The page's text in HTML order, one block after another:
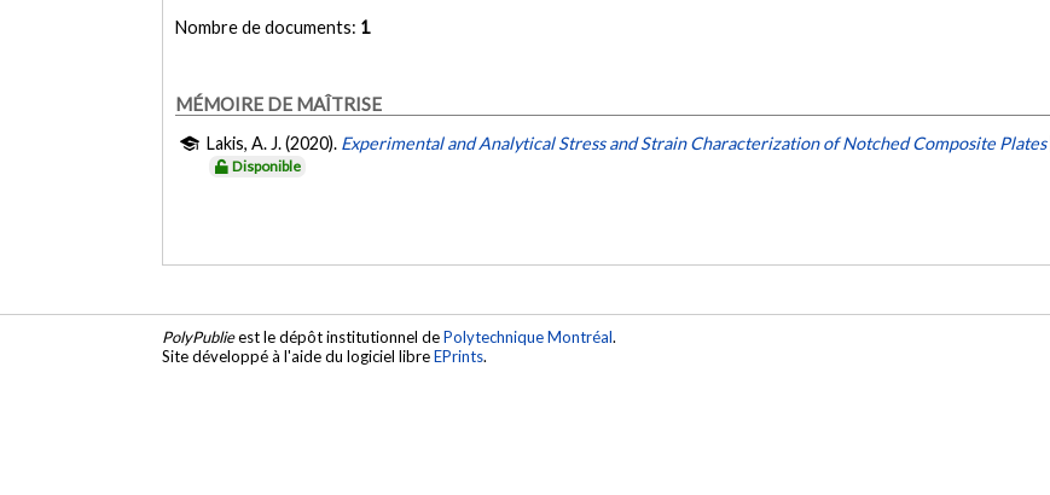
Nombre de documents: 1
MÉMOIRE DE MAÎTRISE
Lakis, A. J. (2020). Experimental and Analytical Stress and Strain Characterization of Notched Composite Plates
Disponible
PolyPublieest le dépôt institutionnel dePolytechnique Montréal.
Site développé à l'aide du logiciel libreEPrints.